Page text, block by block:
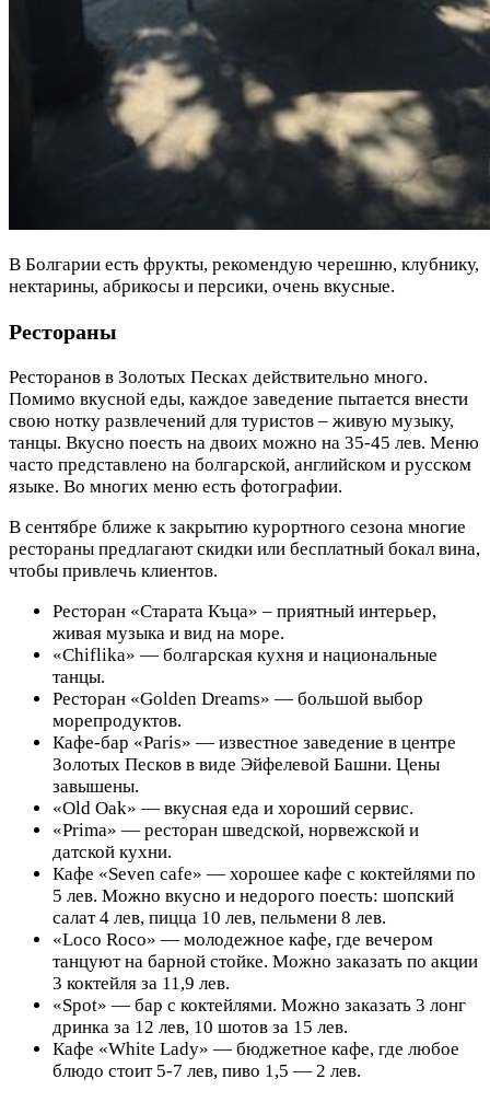
В Болгарии есть фрукты, рекомендую черешню, клубнику,
нектарины, абрикосы и персики, очень вкусные.
Рестораны
Ресторанов в Золотых Песках действительно много.
Помимо вкусной еды, каждое заведение пытается внести
свою нотку развлечений для туристов – живую музыку,
танцы. Вкусно поесть на двоих можно на 35-45 лев. Меню
часто представлено на болгарской, английском и русском
языке. Во многих меню есть фотографии.
В сентябре ближе к закрытию курортного сезона многие
рестораны предлагают скидки или бесплатный бокал вина,
чтобы привлечь клиентов.
Ресторан «Старата Къца» – приятный интерьер,
живая музыка и вид на море.
«Chiflika» — болгарская кухня и национальные
танцы.
Ресторан «Golden Dreams» — большой выбор
морепродуктов.
Кафе-бар «Paris» — известное заведение в центре
Золотых Песков в виде Эйфелевой Башни. Цены
завышены.
«Old Oak» — вкусная еда и хороший сервис.
«Prima» — ресторан шведской, норвежской и
датской кухни.
Кафе «Seven cafe» — хорошее кафе с коктейлями по
5 лев. Можно вкусно и недорого поесть: шопский
салат 4 лев, пицца 10 лев, пельмени 8 лев.
«Loco Roco» — молодежное кафе, где вечером
танцуют на барной стойке. Можно заказать по акции
3 коктейля за 11,9 лев.
«Spot» — бар с коктейлями. Можно заказать 3 лонг
дринка за 12 лев, 10 шотов за 15 лев.
Кафе «White Lady» — бюджетное кафе, где любое
блюдо стоит 5-7 лев, пиво 1,5 — 2 лев.